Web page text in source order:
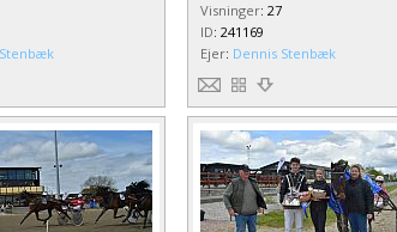
Visninger: 27
ID: 241169
Ejer: Dennis Stenbæk